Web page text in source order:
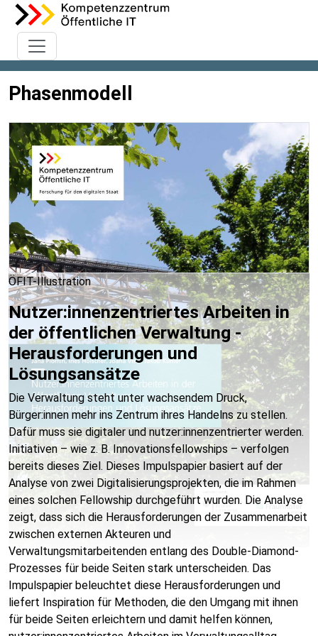
Phasenmodell
ÖFIT-Illustration
Nutzer:innenzentriertes Arbeiten in
der öffentlichen Verwaltung -
Herausforderungen und
Lösungsansätze
Die Verwaltung steht unter wachsendem Druck,
Bürger:innen mehr ins Zentrum ihres Handelns zu stellen.
Dafür muss sie digitaler und nutzer:innenzentrierter werden.
Initiativen – wie z. B. Innovationsfellowships – verfolgen
bereits dieses Ziel. Dieses Impulspapier basiert auf der
Analyse von zwei Digitalisierungsprojekten, die im Rahmen
eines solchen Fellowship durchgeführt wurden. Die Analyse
zeigt, dass sich die Herausforderungen der Zusammenarbeit
zwischen externen Akteuren und
Verwaltungsmitarbeitenden entlang des Double-Diamond-
Prozesses für beide Seiten stark unterscheiden. Das
Impulspapier beleuchtet diese Herausforderungen und
liefert Inspiration für Methoden, die den Umgang mit ihnen
für beide Seiten erleichtern und damit helfen können,